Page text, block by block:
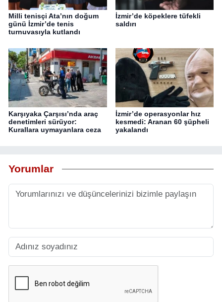
Milli tenisçi Ata’nın doğum
günü İzmir’de tenis
turnuvasıyla kutlandı
İzmir’de köpeklere tüfekli
saldırı
Karşıyaka Çarşısı’nda araç
denetimleri sürüyor:
Kurallara uymayanlara ceza
İzmir’de operasyonlar hız
kesmedi: Aranan 60 şüpheli
yakalandı
Yorumlar